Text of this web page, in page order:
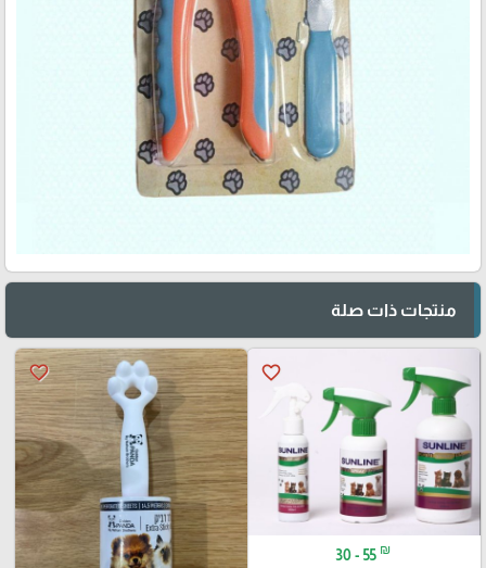
منتجات ذات صلة
favorite_border
30 - 55 ₪
favorite_border